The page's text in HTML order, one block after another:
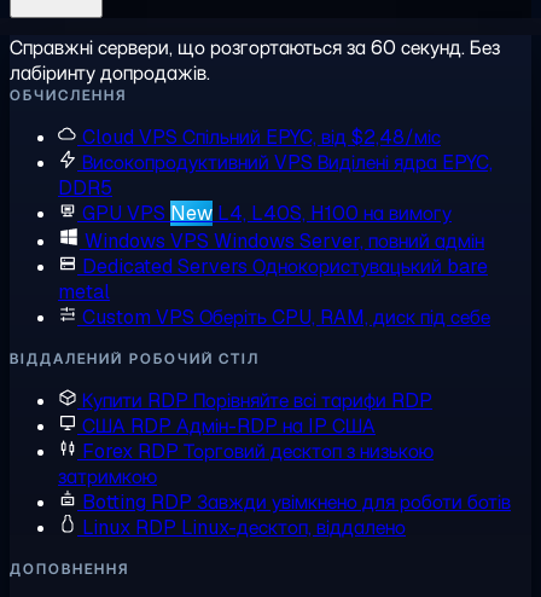
Справжні сервери, що розгортаються за 60 секунд. Без
лабіринту допродажів.
ОБЧИСЛЕННЯ
Cloud VPS Спільний EPYC, від $2,48/міс
Високопродуктивний VPS Виділені ядра EPYC,
DDR5
GPU VPS New L4, L40S, H100 на вимогу
Windows VPS Windows Server, повний адмін
Dedicated Servers Однокористувацький bare
metal
Custom VPS Оберіть CPU, RAM, диск під себе
ВІДДАЛЕНИЙ РОБОЧИЙ СТІЛ
Купити RDP Порівняйте всі тарифи RDP
США RDP Адмін-RDP на IP США
Forex RDP Торговий десктоп з низькою
затримкою
Botting RDP Завжди увімкнено для роботи ботів
Linux RDP Linux-десктоп, віддалено
ДОПОВНЕННЯ